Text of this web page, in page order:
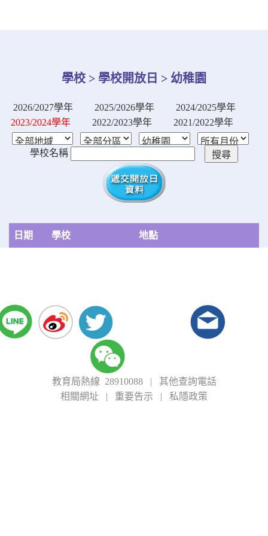
學校 > 學校開放日 > 幼稚園
2026/2027學年 2025/2026學年
2024/2025學年
2023/2024學年
2022/2023學年 2021/2022學年
學校名稱
日期 學校 地點
教育局熱線 28910088| 其他查詢電話
相關網址 | 重要告示 | 私隱政策